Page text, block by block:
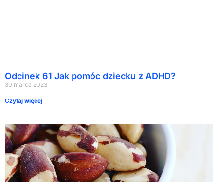
Odcinek 61 Jak pomóc dziecku z ADHD?
30 marca 2023
Czytaj więcej